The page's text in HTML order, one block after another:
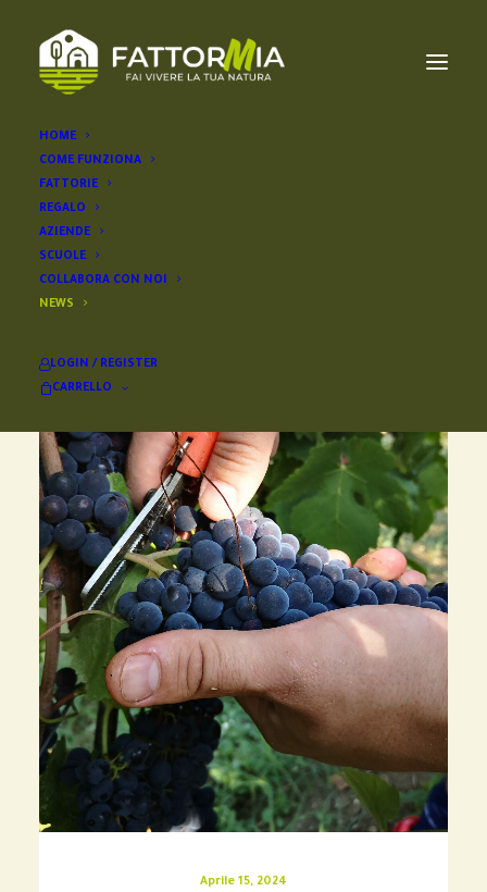
HOME
COME FUNZIONA
FATTORIE
REGALO
AZIENDE
SCUOLE
COLLABORA CON NOI
NEWS
LOGIN / REGISTER
CARRELLO
MOSTRA TUTTO
Aprile 15, 2024